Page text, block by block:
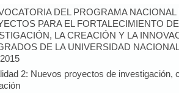
DEL PROGRAMA NACIONAL
PARA EL FORTALECIMIENTO
LA CREACIÓN Y LA
DE LA UNIVERSIDAD
2: Nuevos proyectos de investigación,